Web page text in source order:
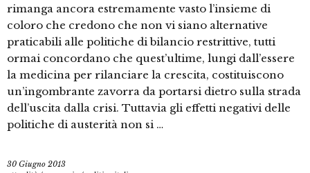
rimanga ancora estremamente vasto l’insieme di
coloro che credono che non vi siano alternative
praticabili alle politiche di bilancio restrittive, tutti
ormai concordano che quest’ultime, lungi dall’essere
la medicina per rilanciare la crescita, costituiscono
un’ingombrante zavorra da portarsi dietro sulla strada
dell’uscita dalla crisi. Tuttavia gli effetti negativi delle
politiche di austerità non si …
30 Giugno 2013